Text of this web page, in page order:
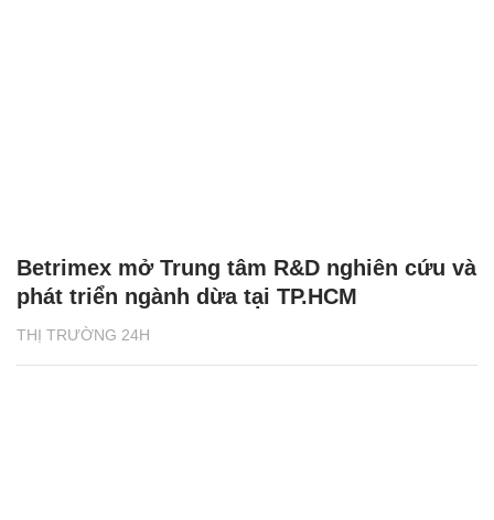
THỊ TRƯỜNG 24H
Betrimex mở Trung tâm R&D nghiên cứu và
phát triển ngành dừa tại TP.HCM